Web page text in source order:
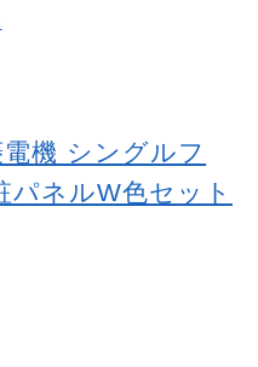
機 シングルフ
パネルW色セット